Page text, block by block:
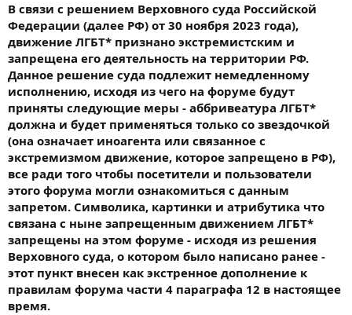
В связи с решением Верховного суда Российской
Федерации (далее РФ) от 30 ноября 2023 года),
движение ЛГБТ* признано экстремистским и
запрещена его деятельность на территории РФ.
Данное решение суда подлежит немедленному
исполнению, исходя из чего на форуме будут
приняты следующие меры - аббривеатура ЛГБТ*
должна и будет применяться только со звездочкой
(она означает иноагента или связанное с
экстремизмом движение, которое запрещено в РФ),
все ради того чтобы посетители и пользователи
этого форума могли ознакомиться с данным
запретом. Символика, картинки и атрибутика что
связана с ныне запрещенным движением ЛГБТ*
запрещены на этом форуме - исходя из решения
Верховного суда, о котором было написано ранее -
этот пункт внесен как экстренное дополнение к
правилам форума части 4 параграфа 12 в настоящее
время.